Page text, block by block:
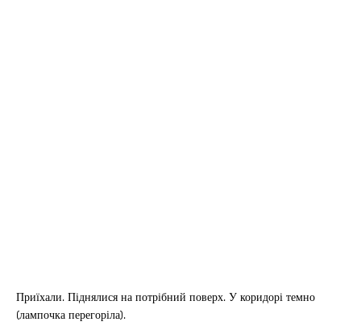
Приїхали. Піднялися на потрібний поверх. У коридорі темно
(лампочка перегоріла).